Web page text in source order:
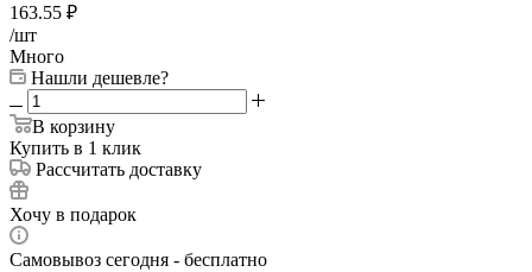
163.55 ₽
/шт
Много
Нашли дешевле?
В корзину
Купить в 1 клик
Рассчитать доставку
Хочу в подарок
Самовывоз сегодня - бесплатно